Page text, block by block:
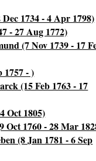
1734 - 4 Apr 1798)
- 27 Aug 1772)
(7 Nov 1739 - 17
1757 - )
(15 Feb 1763 - 17
Oct 1805)
1760 - 28 Mar
(8 Jan 1781 - 6 Sep